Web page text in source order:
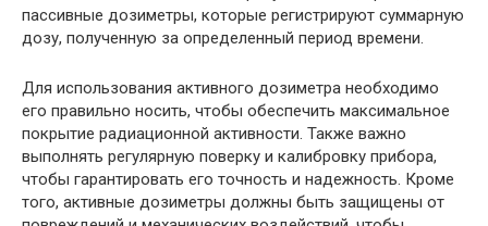
пассивные дозиметры, которые регистрируют суммарную
дозу, полученную за определенный период времени.
Для использования активного дозиметра необходимо
его правильно носить, чтобы обеспечить максимальное
покрытие радиационной активности. Также важно
выполнять регулярную поверку и калибровку прибора,
чтобы гарантировать его точность и надежность. Кроме
того, активные дозиметры должны быть защищены от